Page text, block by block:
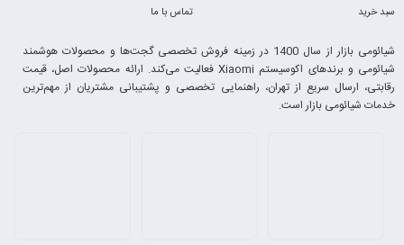
سبد خرید
تماس با ما
شیائومی بازار از سال 1400 در زمینه فروش تخصصی گجت‌ها و محصولات هوشمند
شیائومی و برندهای اکوسیستم Xiaomi فعالیت می‌کند. ارائه محصولات اصل، قیمت
رقابتی، ارسال سریع از تهران، راهنمایی تخصصی و پشتیبانی مشتریان از مهم‌ترین
خدمات شیائومی بازار است.